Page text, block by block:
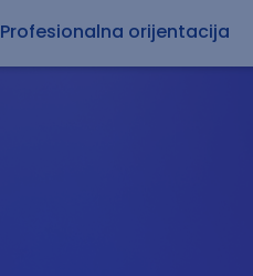
Profesionalna orijentacija